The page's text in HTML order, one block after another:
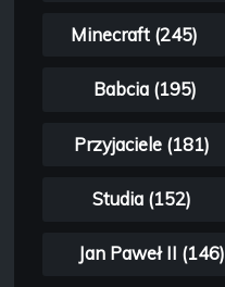
Minecraft (245)
Babcia (195)
Przyjaciele (181)
Studia (152)
Jan Paweł II (146)